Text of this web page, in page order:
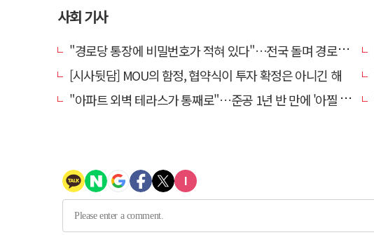
사회 기사
"경로당 통장에 비밀번호가 적혀 있다"…전국 돌며 경로당 13곳 턴 30대 구속
[시사뒷담] MOU의 함정, 협약식이 투자 확정은 아니긴 해
"아파트 외벽 테라스가 통째로"…준공 1년 반 만에 '아찔 사고'